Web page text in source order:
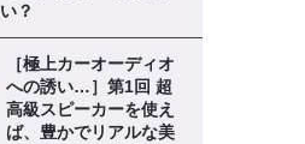
い？
［極上カーオーディオ
への誘い…］第1回 超
高級スピーカーを使え
ば、豊かでリアルな美